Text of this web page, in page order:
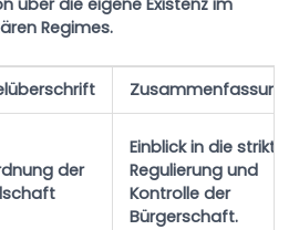
Regimes.
Zusammenfassung
der
Einblick in die strikte
Regulierung und
Kontrolle der
Bürgerschaft.